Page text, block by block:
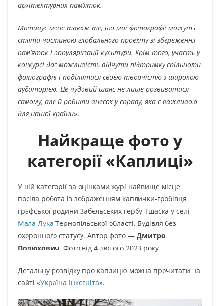
архітектурних пам’яток.
Мотивує мене також те, що мої фотографії можуть
стати частиною глобального проекту зі збереження
пам’яток і популяризації культури. Крім того, участь у
конкурсі дає можливість відчути підтримку спільноти
фотографів і поділитися своєю творчістю з широкою
аудиторією. Це чудовий шанс не лише розвиватися
самому, але й робити внесок у справу, яка є важливою
для нашої країни».
Найкраще фото у
категорії «Каплиці»
У цій категорії за оцінками журі найвище місце
посіла робота із зображенням каплички-гробівця
графської родини Забєльських гербу Тшаска у селі
Мала Лука Тернопільської області. Будівля без
охоронного статусу. Автор фото — Дмитро
Полюхович. Фото від 4 лютого 2023 року.
Детальну розвідку про каплицю можна прочитати на
сайті «Україна Інкогніта».